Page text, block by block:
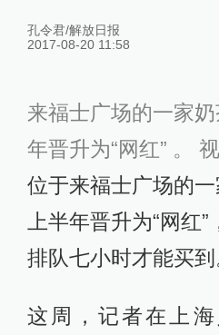
孔令君/解放日报
2017-08-20 11:58
来福士广场的一家
年晋升为“网红” 。
位于来福士广场的
上半年晋升为“网红
排队七小时才能买
这周，记者在上